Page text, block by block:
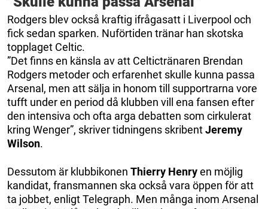
Rodgers blev också kraftig ifrågasatt i Liverpool och
fick sedan sparken. Nuförtiden tränar han skotska
topplaget Celtic.
”Det finns en känsla av att Celtictränaren Brendan
Rodgers metoder och erfarenhet skulle kunna passa
Arsenal, men att sälja in honom till supportrarna vore
tufft under en period då klubben vill ena fansen efter
den intensiva och ofta arga debatten som cirkulerat
kring Wenger”, skriver tidningens skribentJeremy
Wilson.
Dessutom är klubbikonen Thierry Henryen möjlig
kandidat, fransmannen ska också vara öppen för att
ta jobbet, enligt Telegraph. Men många inom Arsenal